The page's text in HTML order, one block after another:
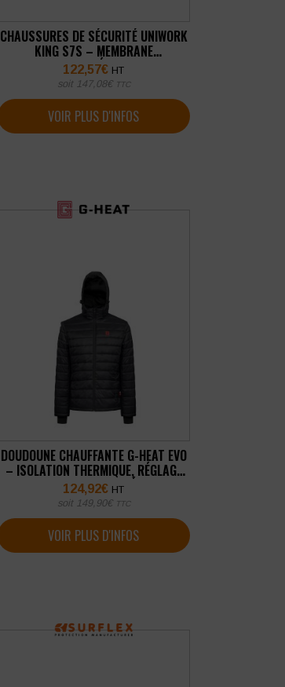
CHAUSSURES DE SÉCURITÉ UNIWORK
KING S7S – MEMBRANE
IMPERMÉABLE
122,57€ HT
soit 147,08€ TTC
VOIR PLUS D'INFOS
DOUDOUNE CHAUFFANTE G-HEAT EVO
– ISOLATION THERMIQUE, RÉGLAGE
CHALEUR, USAGE EXTÉRIEUR
124,92€ HT
soit 149,90€ TTC
VOIR PLUS D'INFOS